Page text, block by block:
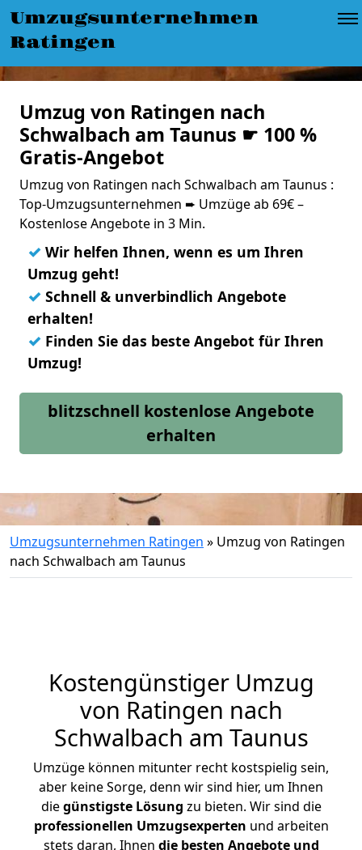
Umzugsunternehmen
Ratingen
Umzug von Ratingen nach
Schwalbach am Taunus ☛ 100 %
Gratis-Angebot
Umzug von Ratingen nach Schwalbach am Taunus :
Top-Umzugsunternehmen ➨ Umzüge ab 69€ –
Kostenlose Angebote in 3 Min.
✓ Wir helfen Ihnen, wenn es um Ihren
Umzug geht!
✓ Schnell & unverbindlich Angebote
erhalten!
✓ Finden Sie das beste Angebot für Ihren
Umzug!
blitzschnell kostenlose Angebote
erhalten
Umzugsunternehmen Ratingen » Umzug von Ratingen
nach Schwalbach am Taunus
Kostengünstiger Umzug
von Ratingen nach
Schwalbach am Taunus
Umzüge können mitunter recht kostspielig sein,
aber keine Sorge, denn wir sind hier, um Ihnen
diegünstigste Lösung zu bieten. Wir sind die
professionellen Umzugsexperten und arbeiten
stets daran, Ihnen die besten Angebote und